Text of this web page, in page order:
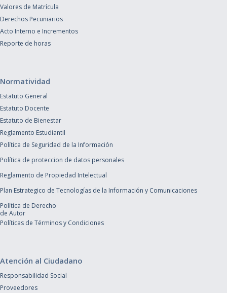
Valores de Matrícula
Derechos Pecuniarios
Acto Interno e Incrementos
Reporte de horas
Normatividad
Estatuto General
Estatuto Docente
Estatuto de Bienestar
Reglamento Estudiantil
Política de Seguridad de la Información
Política de proteccion de datos personales
Reglamento de Propiedad Intelectual
Plan Estrategico de Tecnologías de la Información y Comunicaciones
Política de Derecho
de Autor
Políticas de Términos y Condiciones
Atención al Ciudadano
Responsabilidad Social
Proveedores